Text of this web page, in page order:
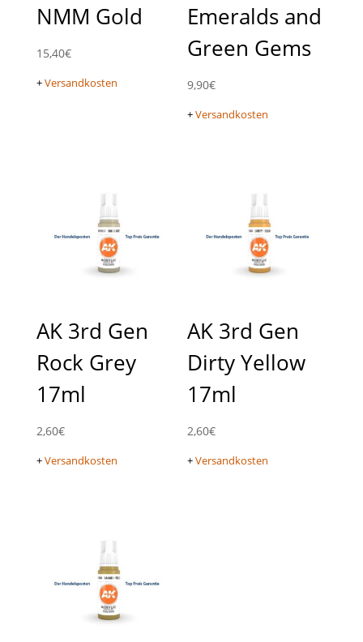
NMM Gold
15,40€
+Versandkosten
Emeralds and
Green Gems
9,90€
+Versandkosten
AK 3rd Gen
Rock Grey
17ml
2,60€
+Versandkosten
AK 3rd Gen
Dirty Yellow
17ml
2,60€
+Versandkosten